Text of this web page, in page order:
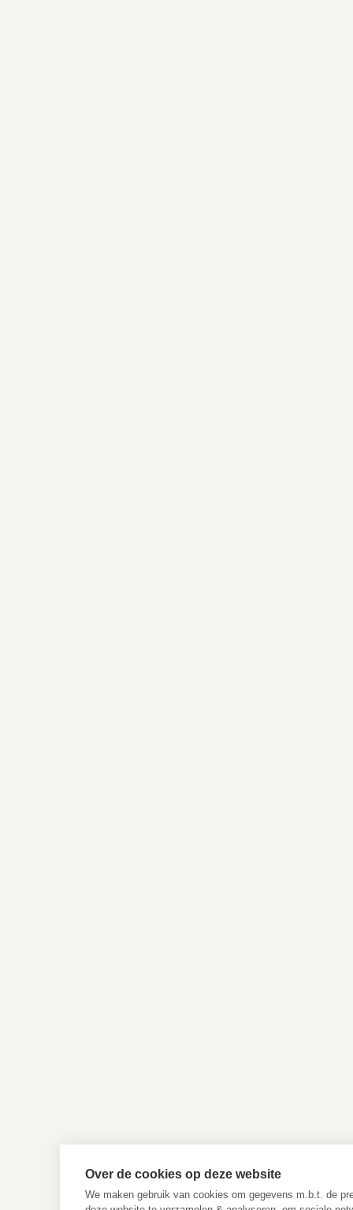
Over de cookies op deze website
We maken gebruik van cookies om gegevens m.b.t. de